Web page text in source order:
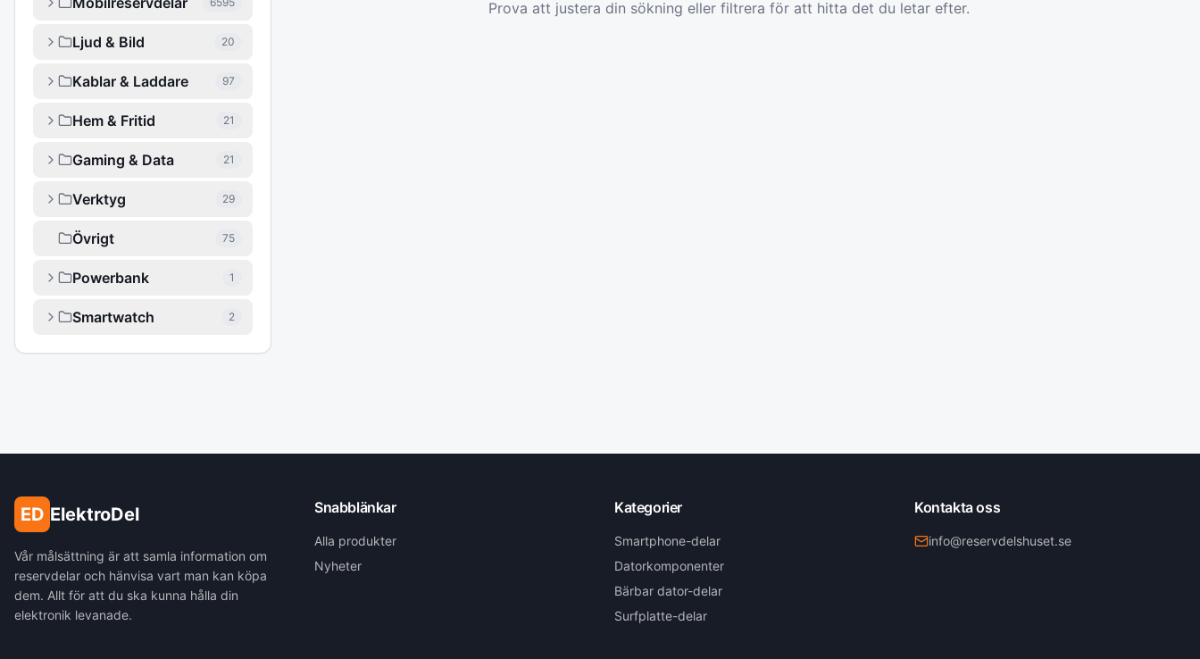
Ljud & Bild 20
Kablar & Laddare 97
Hem & Fritid 21
Gaming & Data 21
Verktyg 29
Övrigt 75
Powerbank 1
Smartwatch 2
Prova att justera din sökning eller filtrera för att hitta det du letar efter.
ED ElektroDel
Vår målsättning är att samla information om
reservdelar och hänvisa vart man kan köpa
dem. Allt för att du ska kunna hålla din
elektronik levanade.
Snabblänkar
Alla produkter
Nyheter
Kategorier
Smartphone-delar
Datorkomponenter
Bärbar dator-delar
Surfplatte-delar
Kontakta oss
info@reservdelshuset.se